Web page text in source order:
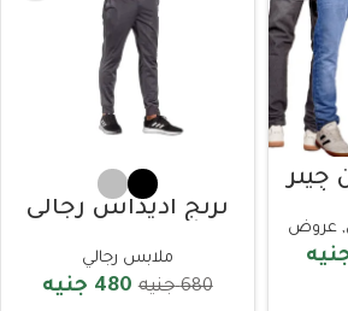
جينز
, عروض
ترنج اديداس رجالي
ملابس رجالي
680 جنيه 480 جنيه